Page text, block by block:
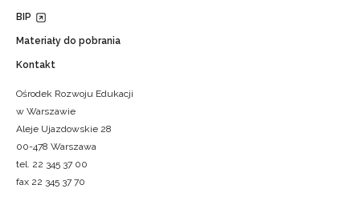
BIP
Materiały do pobrania
Kontakt
Ośrodek Rozwoju Edukacji
w Warszawie
Aleje Ujazdowskie 28
00-478 Warszawa
tel. 22 345 37 00
fax 22 345 37 70